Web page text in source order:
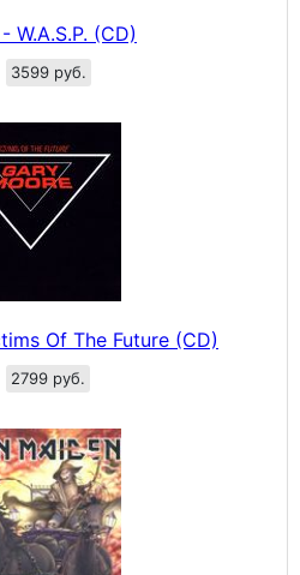
W.A.S.P. (CD)
3599 руб.
Of The Future (CD)
2799 руб.